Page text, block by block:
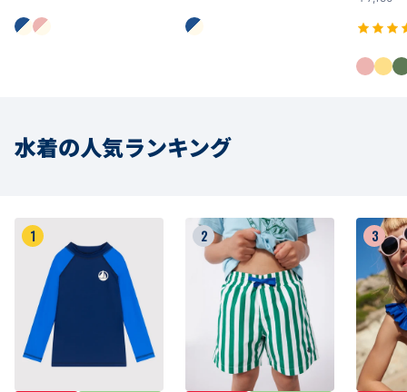
水着の人気ランキング
1 2 3